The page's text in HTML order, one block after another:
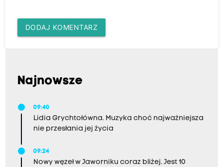
DODAJ KOMENTARZ
Najnowsze
09:40
Lidia Grychtołówna. Muzyka choć najważniejsza
nie przesłania jej życia
09:24
Nowy węzeł w Jaworniku coraz bliżej. Jest 10